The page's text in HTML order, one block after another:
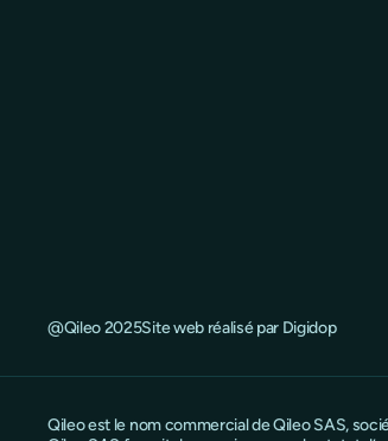
@Qileo 2025Site web réalisé par Digidop
Qileo est le nom commercial de Qileo SAS,